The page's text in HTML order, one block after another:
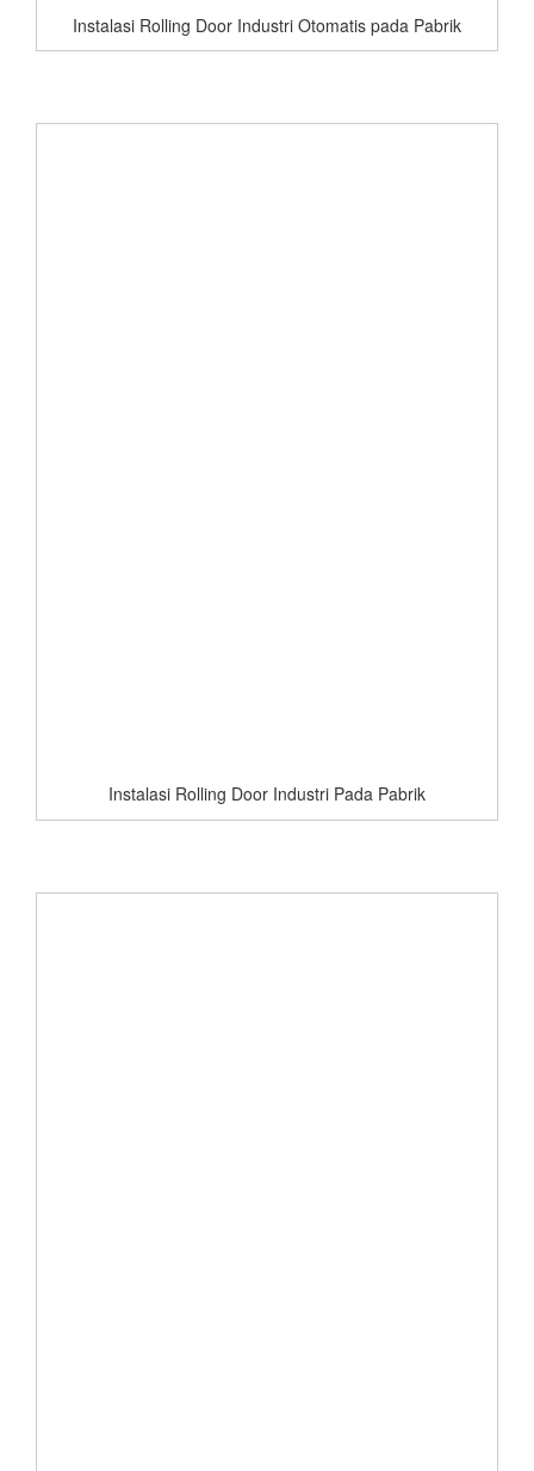
Instalasi Rolling Door Industri Otomatis pada Pabrik
Instalasi Rolling Door Industri Pada Pabrik